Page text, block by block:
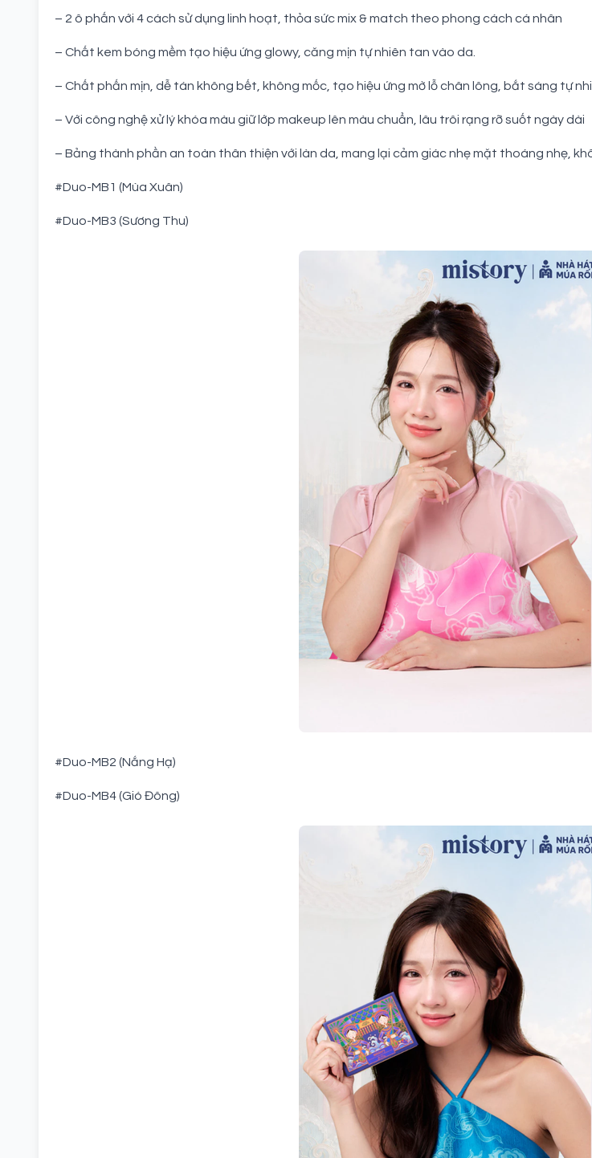
– 2 ô phấn với 4 cách sử dụng linh hoạt, thỏa sức mix & match theo phong cách cá nhân
– Chất kem bóng mềm tạo hiệu ứng glowy, căng mịn tự nhiên tan vào da.
– Chất phấn mịn, dễ tán không bết, không mốc, tạo hiệu ứng mờ lỗ chân lông, bắt sáng tự
– Với công nghệ xử lý khóa màu giữ lớp makeup lên màu chuẩn, lâu trôi rạng rỡ suốt ngày dài
– Bảng thành phần an toàn thân thiện với làn da, mang lại cảm giác nhẹ mặt thoáng nhẹ,
#Duo-MB1 (Mùa Xuân)
#Duo-MB3 (Sương Thu)
#Duo-MB2 (Nắng Hạ)
#Duo-MB4 (Gió Đông)